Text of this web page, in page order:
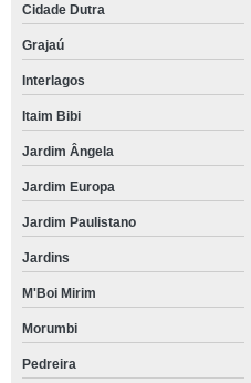
Cidade Dutra
Grajaú
Interlagos
Itaim Bibi
Jardim Ângela
Jardim Europa
Jardim Paulistano
Jardins
M'Boi Mirim
Morumbi
Pedreira